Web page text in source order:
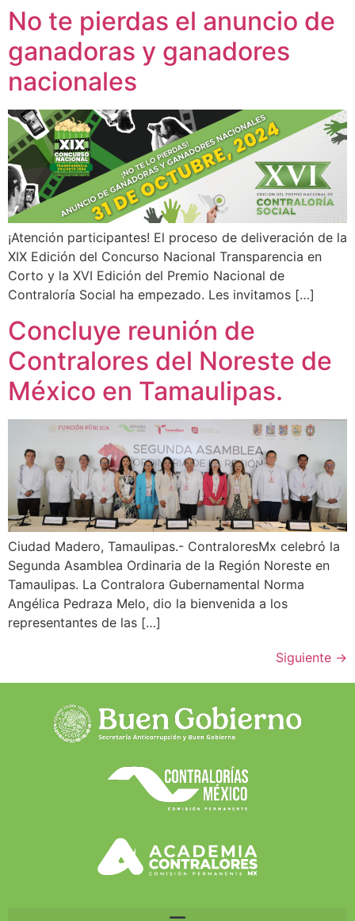
No te pierdas el anuncio de
ganadoras y ganadores
nacionales
¡Atención participantes! El proceso de deliveración de la
XIX Edición del Concurso Nacional Transparencia en
Corto y la XVI Edición del Premio Nacional de
Contraloría Social ha empezado. Les invitamos […]
Concluye reunión de
Contralores del Noreste de
México en Tamaulipas.
Ciudad Madero, Tamaulipas.- ContraloresMx celebró la
Segunda Asamblea Ordinaria de la Región Noreste en
Tamaulipas. La Contralora Gubernamental Norma
Angélica Pedraza Melo, dio la bienvenida a los
representantes de las […]
Siguiente →